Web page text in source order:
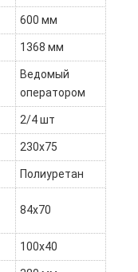
600 мм
1368 мм
Ведомый
оператором
2/4 шт
230х75
Полиуретан
84x70
100x40